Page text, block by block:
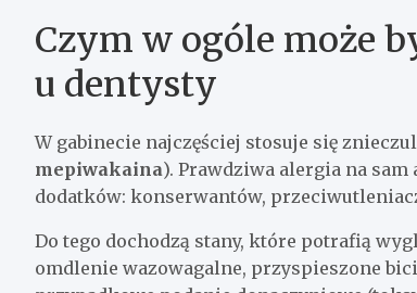
Czym w ogóle może
u dentysty
W gabinecie najczęściej stosuje się
mepiwakaina). Prawdziwa alergia na
dodatków: konserwantów,
Do tego dochodzą stany, które potrafią
omdlenie wazowagalne, przyspieszone